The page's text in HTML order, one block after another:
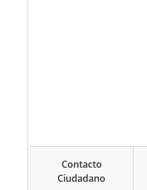
Contacto
Ciudadano